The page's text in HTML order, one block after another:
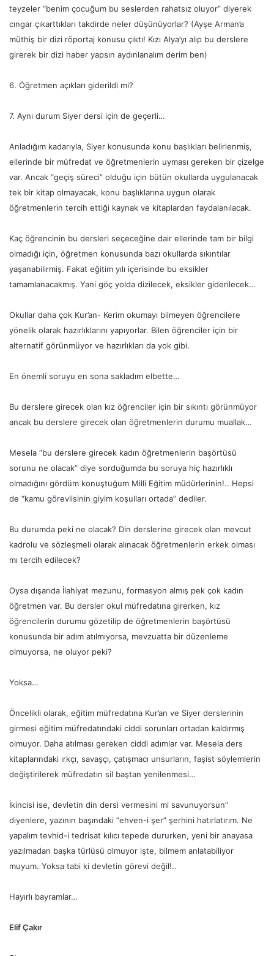
teyzeler “benim çocuğum bu seslerden rahatsız oluyor” diyerek
cıngar çıkarttıkları takdirde neler düşünüyorlar? (Ayşe Arman’a
müthiş bir dizi röportaj konusu çıktı! Kızı Alya’yı alıp bu derslere
girerek bir dizi haber yapsın aydınlanalım derim ben)
6. Öğretmen açıkları giderildi mi?
7. Aynı durum Siyer dersi için de geçerli…
Anladığım kadarıyla, Siyer konusunda konu başlıkları belirlenmiş,
ellerinde bir müfredat ve öğretmenlerin uyması gereken bir çizelge
var. Ancak “geçiş süreci” olduğu için bütün okullarda uygulanacak
tek bir kitap olmayacak, konu başlıklarına uygun olarak
öğretmenlerin tercih ettiği kaynak ve kitaplardan faydalanılacak.
Kaç öğrencinin bu dersleri seçeceğine dair ellerinde tam bir bilgi
olmadığı için, öğretmen konusunda bazı okullarda sıkıntılar
yaşanabilirmiş. Fakat eğitim yılı içerisinde bu eksikler
tamamlanacakmış. Yani göç yolda dizilecek, eksikler giderilecek…
Okullar daha çok Kur’an- Kerim okumayı bilmeyen öğrencilere
yönelik olarak hazırlıklarını yapıyorlar. Bilen öğrenciler için bir
alternatif görünmüyor ve hazırlıkları da yok gibi.
En önemli soruyu en sona sakladım elbette…
Bu derslere girecek olan kız öğrenciler için bir sıkıntı görünmüyor
ancak bu derslere girecek olan öğretmenlerin durumu muallak…
Mesela “bu derslere girecek kadın öğretmenlerin başörtüsü
sorunu ne olacak” diye sorduğumda bu soruya hiç hazırlıklı
olmadığını gördüm konuştuğum Milli Eğitim müdürlerinin!.. Hepsi
de “kamu görevlisinin giyim koşulları ortada” dediler.
Bu durumda peki ne olacak? Din derslerine girecek olan mevcut
kadrolu ve sözleşmeli olarak alınacak öğretmenlerin erkek olması
mı tercih edilecek?
Oysa dışarıda İlahiyat mezunu, formasyon almış pek çok kadın
öğretmen var. Bu dersler okul müfredatına girerken, kız
öğrencilerin durumu gözetilip de öğretmenlerin başörtüsü
konusunda bir adım atılmıyorsa, mevzuatta bir düzenleme
olmuyorsa, ne oluyor peki?
Yoksa…
Öncelikli olarak, eğitim müfredatına Kur’an ve Siyer derslerinin
girmesi eğitim müfredatındaki ciddi sorunları ortadan kaldırmış
olmuyor. Daha atılması gereken ciddi adımlar var. Mesela ders
kitaplarındaki ırkçı, savaşçı, çatışmacı unsurların, faşist söylemlerin
değiştirilerek müfredatın sil baştan yenilenmesi…
İkincisi ise, devletin din dersi vermesini mi savunuyorsun”
diyenlere, yazının başındaki “ehven-i şer” şerhini hatırlatırım. Ne
yapalım tevhid-i tedrisat kılıcı tepede dururken, yeni bir anayasa
yazılmadan başka türlüsü olmuyor işte, bilmem anlatabiliyor
muyum. Yoksa tabi ki devletin görevi değil!..
Hayırlı bayramlar…
Elif Çakır